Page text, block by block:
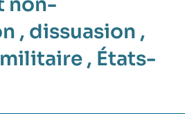
, dissuasion ,
, États-